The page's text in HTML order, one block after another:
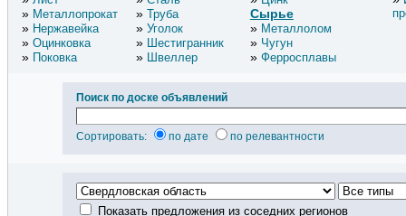
Металлопрокат
Нержавейка
Оцинковка
Поковка
Труба
Уголок
Шестигранник
Швеллер
Сырье
Металлолом
Чугун
Ферросплавы
Поиск по доске объявлений
Сортировать: по дате по релевантности
Показать предложения из соседних регионов